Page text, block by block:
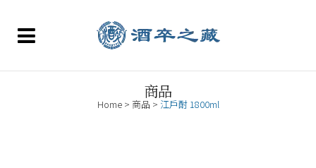
商品
Home> 商品 > 江戶酎 1800ml